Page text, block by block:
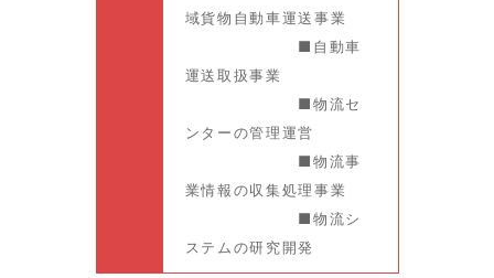
域貨物自動車運送事業
■自動車
運送取扱事業
■物流セ
ンターの管理運営
■物流事
業情報の収集処理事業
■物流シ
ステムの研究開発